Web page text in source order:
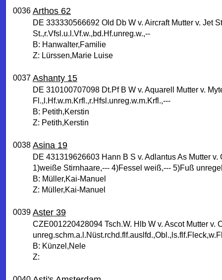
0036 Arthos 62
DE 333330566692 Old Db W v. Aircraft Mutter v. Jet
St.,r.Vfsl.u.l.Vf.w.,bd.Hf.unreg.w.,--
B: Hanwalter,Familie
Z: Lürssen,Marie Luise
0037 Ashanty 15
DE 310100707098 Dt.Pf B W v. Aquarell Mutter v.
Fl.,l.Hf.w.m.Krfl.,r.Hfsl.unreg.w.m.Krfl.,---
B: Petith,Kerstin
Z: Petith,Kerstin
0038 Asina 19
DE 431319626603 Hann B S v. Adlantus As Mutter v.
1)weiße Stirnhaare,--- 4)Fessel weiß,--- 5)Fuß
B: Müller,Kai-Manuel
Z: Müller,Kai-Manuel
0039 Aster 39
CZE001220428094 Tsch.W. Hlb W v. Ascot Mutter v.
B: Künzel,Nele
Z: